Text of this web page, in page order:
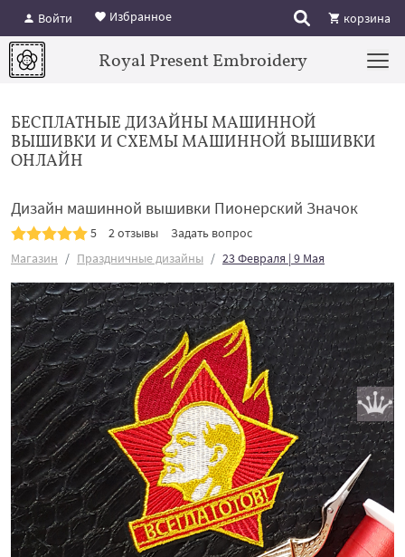
Войти Избранное корзина
Royal Present Embroidery
БЕСПЛАТНЫЕ ДИЗАЙНЫ МАШИННОЙ
ВЫШИВКИ И СХЕМЫ МАШИННОЙ ВЫШИВКИ
ОНЛАЙН
Дизайн машинной вышивки Пионерский Значок
5 2 отзывы
Задать вопрос
Магазин
Праздничные дизайны 23 Февраля | 9 Мая